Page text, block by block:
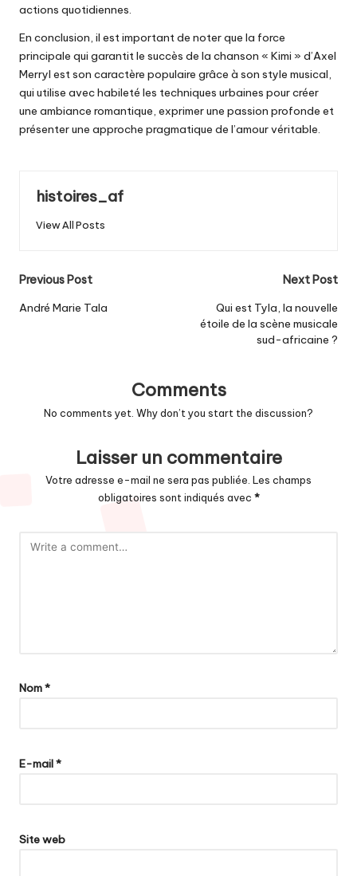
actions quotidiennes.
En conclusion, il est important de noter que la force
principale qui garantit le succès de la chanson « Kimi » d’Axel
Merryl est son caractère populaire grâce à son style musical,
qui utilise avec habileté les techniques urbaines pour créer
une ambiance romantique, exprimer une passion profonde et
présenter une approche pragmatique de l’amour véritable.
histoires_af
View All Posts
Post
navigation
Previous Post
André Marie Tala
Next Post
Qui est Tyla, la nouvelle
étoile de la scène musicale
sud-africaine ?
Comments
No comments yet. Why don’t you start the discussion?
Laisser un commentaire
Votre adresse e-mail ne sera pas publiée. Les champs
obligatoires sont indiqués avec *
Nom*
E-mail*
Site web